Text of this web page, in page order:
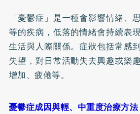
「憂鬱症」是一種會影響情緒、
等的疾病，低落的情緒會持續表
生活與人際關係。症狀包括常感
失望，對日常活動失去興趣或樂
增加、疲倦等。
憂鬰症成因與輕、中重度治療方法